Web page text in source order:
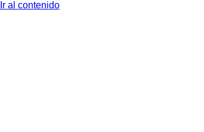
Ir al contenido